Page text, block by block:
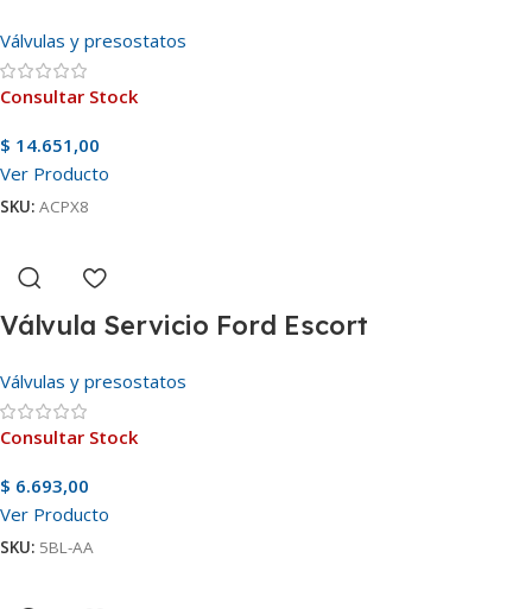
Válvulas y presostatos
Consultar Stock
$ 14.651,00
Ver Producto
SKU: ACPX8
Válvula Servicio Ford Escort
Válvulas y presostatos
Consultar Stock
$ 6.693,00
Ver Producto
SKU: 5BL-AA